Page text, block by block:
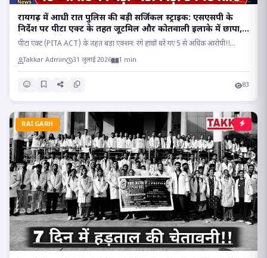
रायगढ़ में आधी रात पुलिस की बड़ी सर्जिकल स्ट्राइक: एसएसपी के
निर्देश पर पीटा एक्ट के तहत जूटमिल और कोतवाली इलाके में छापा,
देह व्यापार रैकेट का भंडाफोड़!!
पीटा एक्ट (PITA ACT) के तहत बड़ा एक्शन: रंगे हाथों धरे गए 5 से अधिक आरोपी!!...
Takkar Admin 31 जुलाई 2026 1 min
83
RAIGARH